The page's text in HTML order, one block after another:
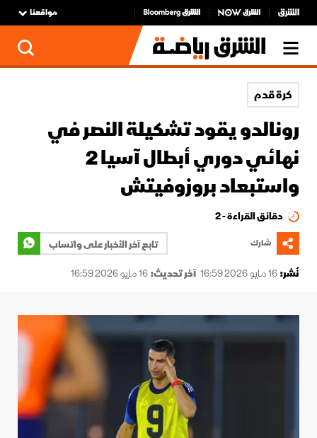
مواقعنا
كرة قدم
رونالدو يقود تشكيلة النصر في
نهائي دوري أبطال آسيا 2
واستبعاد بروزوفيتش
دقائق القراءة - 2
شارك
تابع آخر الأخبار على واتساب
نُشر:16 مايو 2026 16:59 آخر تحديث:16 مايو 2026 16:59